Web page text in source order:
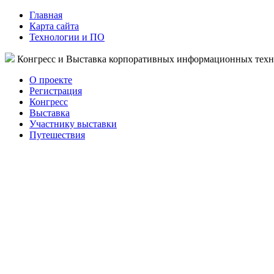
Главная
Карта сайта
Технологии и ПО
Конгресс и Выставка корпоративных информационных
О проекте
Регистрация
Конгресс
Выставка
Участнику выставки
Путешествия